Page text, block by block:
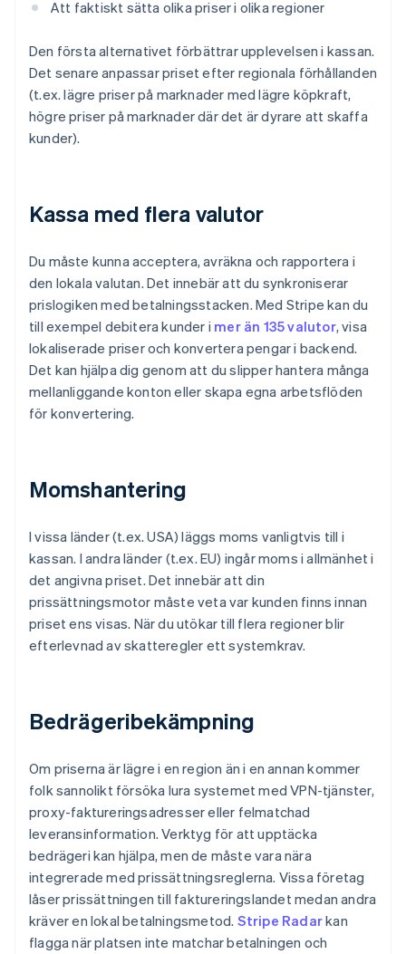
Att faktiskt sätta olika priser i olika regioner
Den första alternativet förbättrar upplevelsen i kassan.
Det senare anpassar priset efter regionala förhållanden
(t.ex. lägre priser på marknader med lägre köpkraft,
högre priser på marknader där det är dyrare att skaffa
kunder).
Kassa med flera valutor
Du måste kunna acceptera, avräkna och rapportera i
den lokala valutan. Det innebär att du synkroniserar
prislogiken med betalningsstacken. Med Stripe kan du
till exempel debitera kunder i mer än 135 valutor, visa
lokaliserade priser och konvertera pengar i backend.
Det kan hjälpa dig genom att du slipper hantera många
mellanliggande konton eller skapa egna arbetsflöden
för konvertering.
Momshantering
I vissa länder (t.ex. USA) läggs moms vanligtvis till i
kassan. I andra länder (t.ex. EU) ingår moms i allmänhet i
det angivna priset. Det innebär att din
prissättningsmotor måste veta var kunden finns innan
priset ens visas. När du utökar till flera regioner blir
efterlevnad av skatteregler ett systemkrav.
Bedrägeribekämpning
Om priserna är lägre i en region än i en annan kommer
folk sannolikt försöka lura systemet med VPN-tjänster,
proxy-faktureringsadresser eller felmatchad
leveransinformation. Verktyg för att upptäcka
bedrägeri kan hjälpa, men de måste vara nära
integrerade med prissättningsreglerna. Vissa företag
låser prissättningen till faktureringslandet medan andra
kräver en lokal betalningsmetod. Stripe Radarkan
flagga när platsen inte matchar betalningen och